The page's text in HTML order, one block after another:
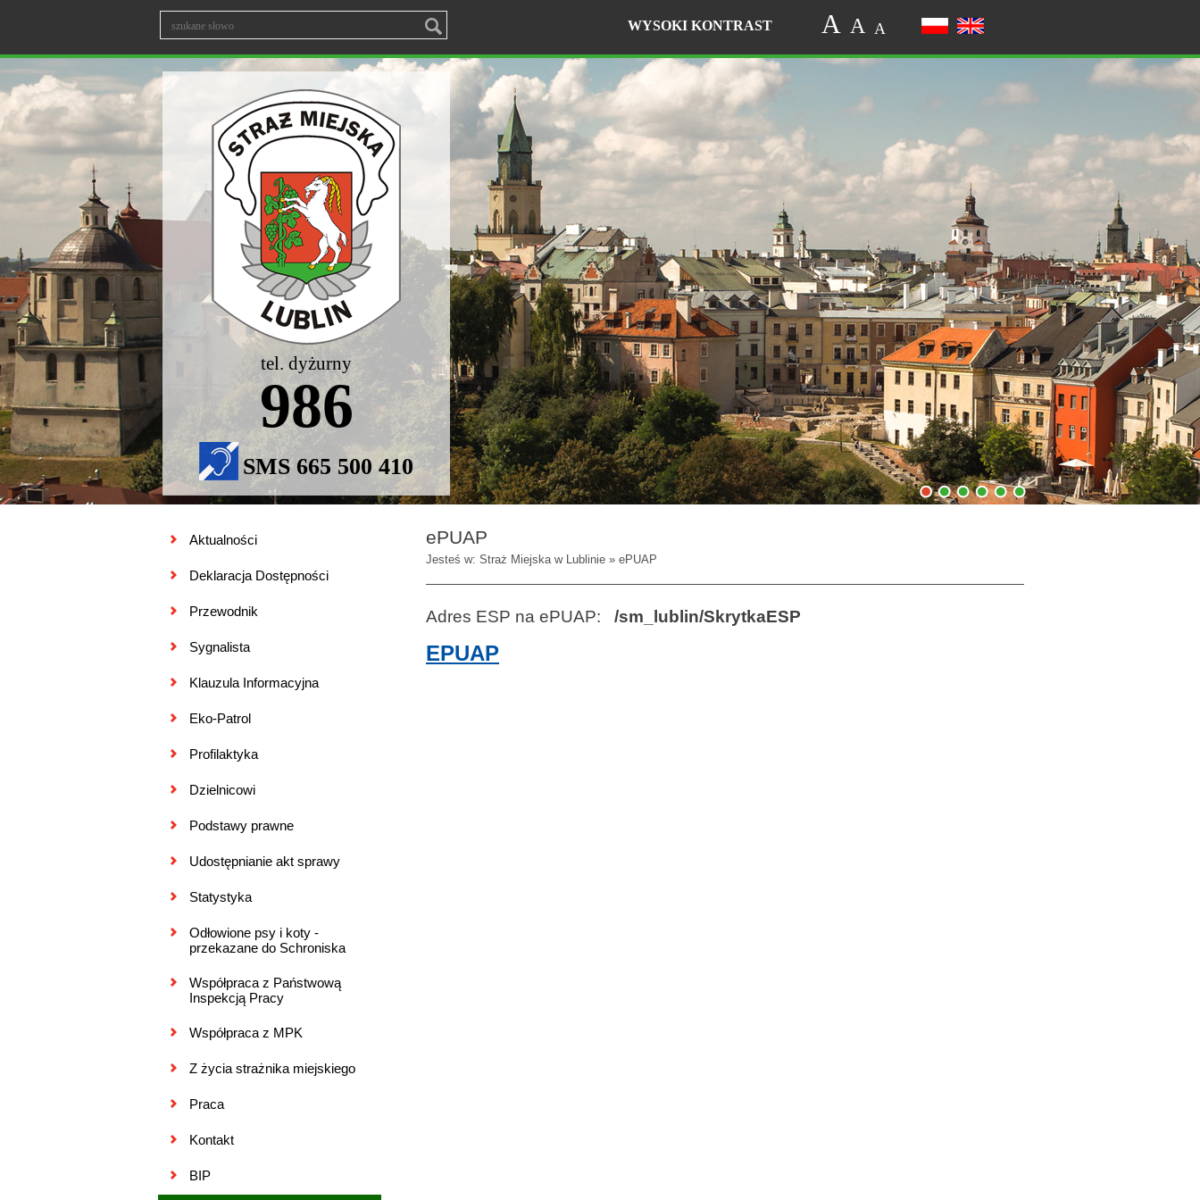
WYSOKI KONTRAST A A A
1 2 3 4 5 6
tel. dyżurny
986
SMS 665 500 410
Aktualności
Deklaracja Dostępności
Przewodnik
Sygnalista
Klauzula Informacyjna
Eko-Patrol
Profilaktyka
Dzielnicowi
Podstawy prawne
Udostępnianie akt sprawy
Statystyka
Odłowione psy i koty -
przekazane do Schroniska
Współpraca z Państwową
Inspekcją Pracy
Współpraca z MPK
Z życia strażnika miejskiego
Praca
Kontakt
BIP
ePUAP
Jesteś w: Straż Miejska w Lublinie » ePUAP
Adres ESP na ePUAP: /sm_lublin/SkrytkaESP
EPUAP